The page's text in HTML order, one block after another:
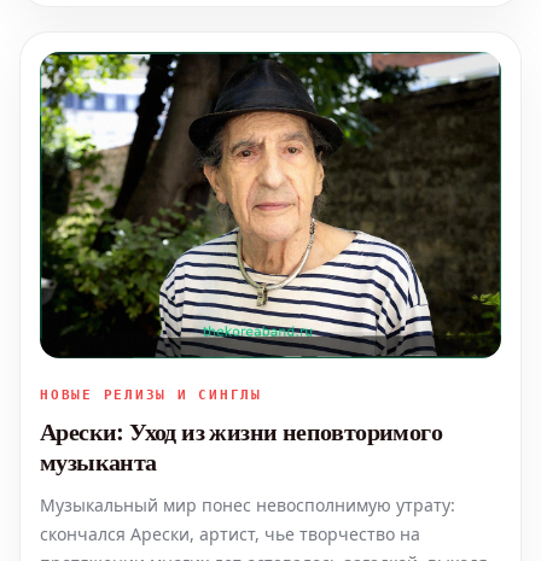
НОВЫЕ РЕЛИЗЫ И СИНГЛЫ
Арески: Уход из жизни неповторимого
музыканта
Музыкальный мир понес невосполнимую утрату:
скончался Арески, артист, чье творчество на